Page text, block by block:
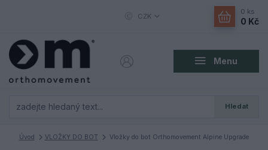
Menu
CZK
Hledat
0 ks
0 Kč
Úvod VLOŽKY DO BOT Vložky do bot Orthomovement Alpine Upgrade